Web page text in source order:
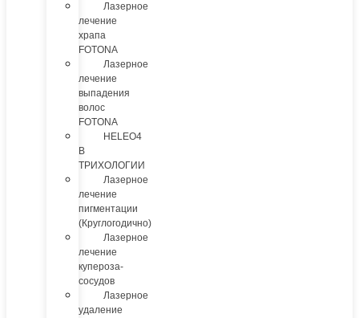
Лазерное
лечение
храпа
FOTONA
Лазерное
лечение
выпадения
волос
FOTONA
HELEO4
В
ТРИХОЛОГИИ
Лазерное
лечение
пигментации
(Круглогодично)
Лазерное
лечение
купероза-
сосудов
Лазерное
удаление